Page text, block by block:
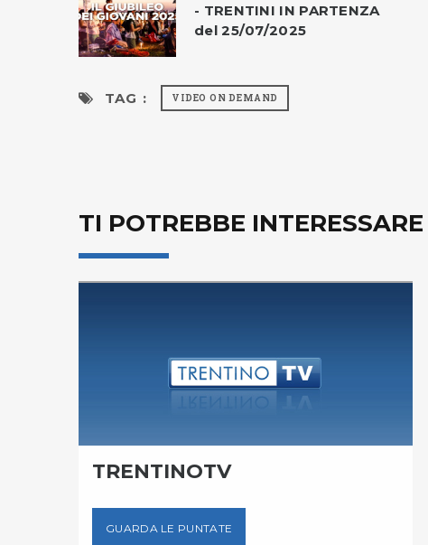
- TRENTINI IN PARTENZA
del 25/07/2025
TAG : VIDEO ON DEMAND
TI POTREBBE INTERESSARE
TRENTINOTV
GUARDA LE PUNTATE